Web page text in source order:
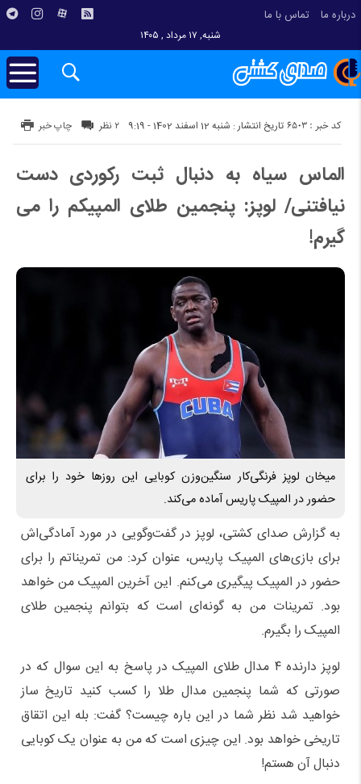
درباره ما تماس با ما
شنبه, ۱۷ مرداد , ۱۴۰۵
تاریخ انتشار : شنبه 12 اسفند 1402 - 9:19 کد خبر : 6503 چاپ خبر ۲ نظر
الماس سیاه به دنبال ثبت رکوردی دست
نیافتنی/ لوپز: پنجمین طلای المپیکم را می
گیرم!
میخان لوپز فرنگی‌کار سنگین‌وزن کوبایی این روزها خود را برای
حضور در المپیک پاریس آماده می‌کند.
به گزارش صدای کشتی، لوپز در گفت‌وگویی در مورد آمادگی‌اش
برای بازی‌های المپیک پاریس، عنوان کرد: من تمریناتم را برای
حضور در المپیک پیگیری می‌کنم. این آخرین المپیک من خواهد
بود. تمرینات من به گونه‌ای است که بتوانم پنجمین طلای
المپیک را بگیرم.
لوپز دارنده ۴ مدال طلای المپیک در پاسخ به این سوال که در
صورتی که شما پنجمین مدال طلا را کسب کنید تاریخ ساز
خواهید شد نظر شما در این باره چیست؟ گفت: بله این اتقاق
تاریخی خواهد بود. این چیزی است که من به عنوان یک کوبایی
دنبال آن هستم!